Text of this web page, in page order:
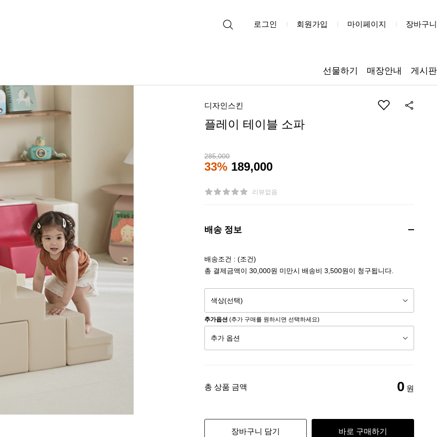
로그인 회원가입 마이페이지 장바구니
선물하기 매장안내 게시판
디자인스킨
플레이 테이블 소파
285,000
33% 189,000
리뷰없음
배송 정보
배송조건 : (조건)
총 결제금액이 30,000원 미만시 배송비 3,500원이 청구됩니다.
추가옵션 (추가 구매를 원하시면 선택하세요)
총 상품 금액 0 원
장바구니 담기 바로 구매하기